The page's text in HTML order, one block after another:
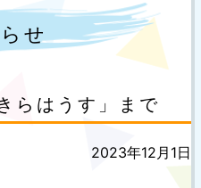
せ
らはうす」まで
投
2023年12月1日